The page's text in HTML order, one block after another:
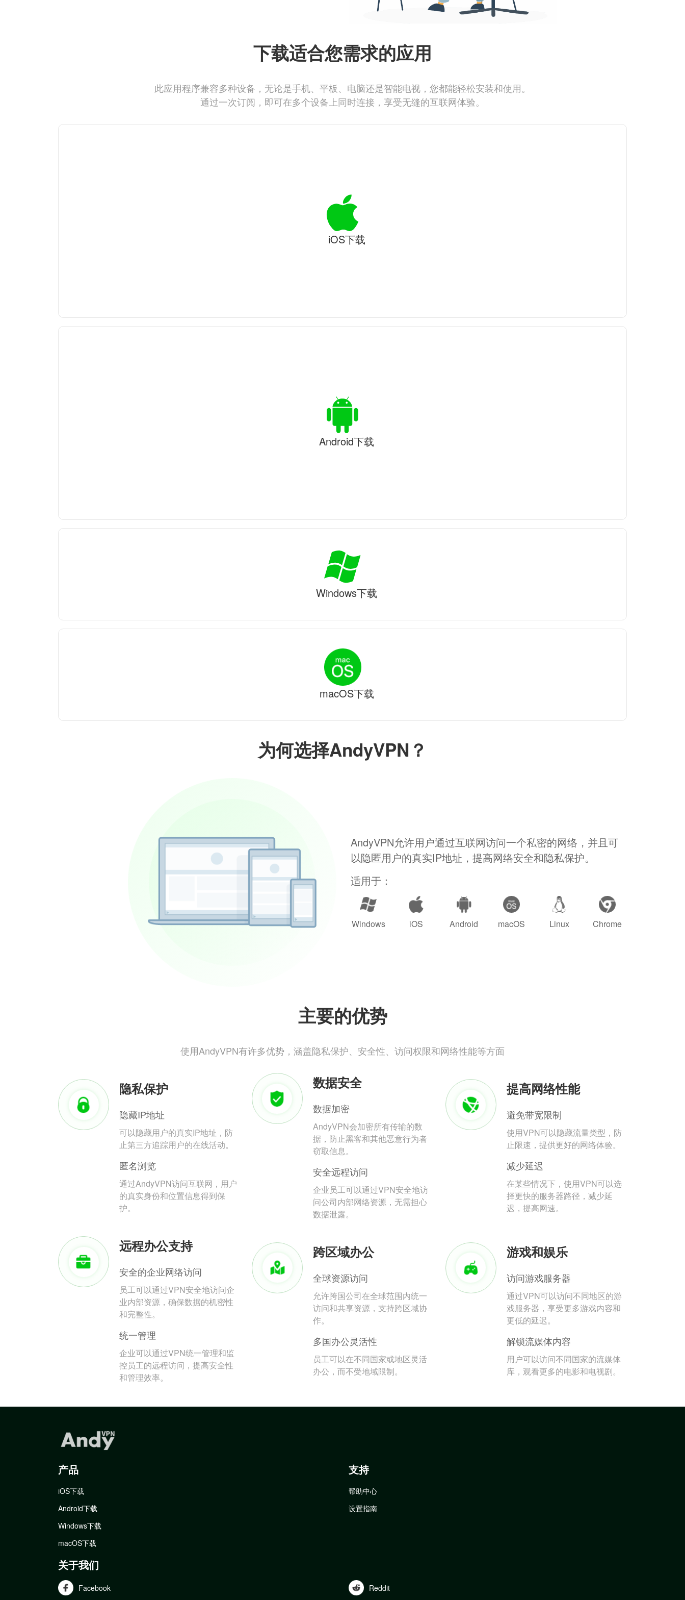
为何选择AndyVPN？
AndyVPN允许用户通过互联网访问一个私密的网络，并且可
以隐匿用户的真实IP地址，提高网络安全和隐私保护。
适用于：
Windows iOS Android macOS Linux Chrome
主要的优势
使用AndyVPN有许多优势，涵盖隐私保护、安全性、访问权限和网络性能等方面
隐私保护
隐藏IP地址
可以隐藏用户的真实IP地址，防
止第三方追踪用户的在线活动。
匿名浏览
通过AndyVPN访问互联网，用户
的真实身份和位置信息得到保
护。
数据安全
数据加密
AndyVPN会加密所有传输的数
据，防止黑客和其他恶意行为者
窃取信息。
安全远程访问
企业员工可以通过VPN安全地访
问公司内部网络资源，无需担心
数据泄露。
提高网络性能
避免带宽限制
使用VPN可以隐藏流量类型，防
止限速，提供更好的网络体验。
减少延迟
在某些情况下，使用VPN可以选
择更快的服务器路径，减少延
迟，提高网速。
远程办公支持
安全的企业网络访问
员工可以通过VPN安全地访问企
业内部资源，确保数据的机密性
和完整性。
统一管理
企业可以通过VPN统一管理和监
控员工的远程访问，提高安全性
和管理效率。
跨区域办公
全球资源访问
允许跨国公司在全球范围内统一
访问和共享资源，支持跨区域协
作。
多国办公灵活性
员工可以在不同国家或地区灵活
办公，而不受地域限制。
游戏和娱乐
访问游戏服务器
通过VPN可以访问不同地区的游
戏服务器，享受更多游戏内容和
更低的延迟。
解锁流媒体内容
用户可以访问不同国家的流媒体
库，观看更多的电影和电视剧。
下载适合您需求的应用
此应用程序兼容多种设备，无论是手机、平板、电脑还是智能电视，您都能轻松安装和使用。
通过一次订阅，即可在多个设备上同时连接，享受无缝的互联网体验。
iOS下载
Android下载
Windows下载
macOS下载
产品
iOS下载
Android下载
Windows下载
macOS下载
支持
帮助中心
设置指南
关于我们
Facebook Reddit